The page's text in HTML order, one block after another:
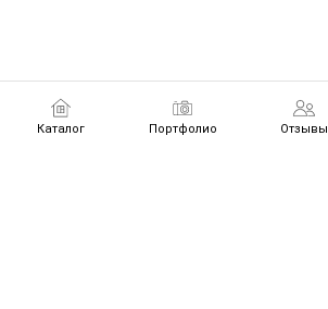
Каталог Портфолио Отзывы